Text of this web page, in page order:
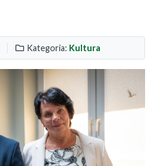
Kategoria: Kultura